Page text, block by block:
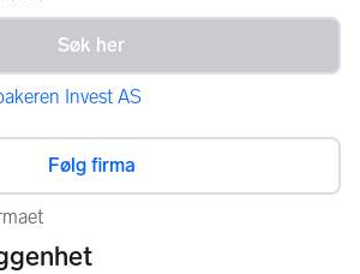
Invest AS
Følg firma